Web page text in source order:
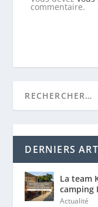
Actualité
Actualité,
facilite
Actualité